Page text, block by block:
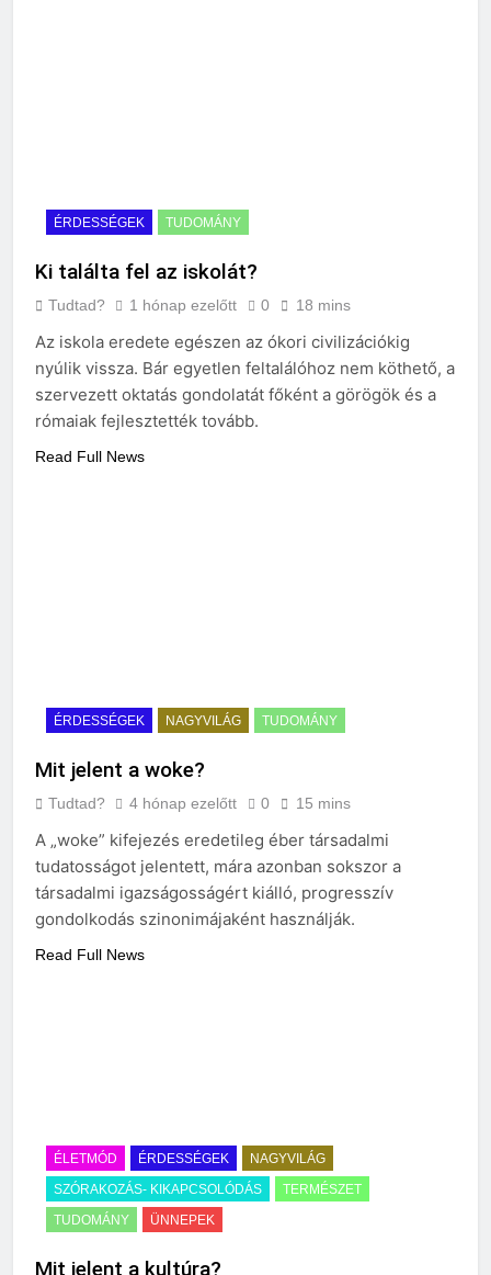
ÉRDESSÉGEK TUDOMÁNY
Ki találta fel az iskolát?
Tudtad? 1 hónap ezelőtt 0 18 mins
Az iskola eredete egészen az ókori civilizációkig
nyúlik vissza. Bár egyetlen feltalálóhoz nem köthető, a
szervezett oktatás gondolatát főként a görögök és a
rómaiak fejlesztették tovább.
Read Full News
ÉRDESSÉGEK NAGYVILÁG TUDOMÁNY
Mit jelent a woke?
Tudtad? 4 hónap ezelőtt 0 15 mins
A „woke” kifejezés eredetileg éber társadalmi
tudatosságot jelentett, mára azonban sokszor a
társadalmi igazságosságért kiálló, progresszív
gondolkodás szinonimájaként használják.
Read Full News
ÉLETMÓD ÉRDESSÉGEK
NAGYVILÁG
SZÓRAKOZÁS- KIKAPCSOLÓDÁS
TERMÉSZET
TUDOMÁNY
ÜNNEPEK
Mit jelent a kultúra?